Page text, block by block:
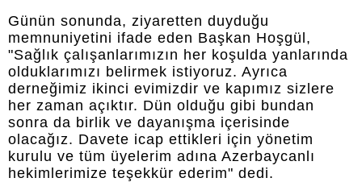
Günün sonunda, ziyaretten duyduğu
memnuniyetini ifade eden Başkan Hoşgül,
"Sağlık çalışanlarımızın her koşulda yanlarında
olduklarımızı belirmek istiyoruz. Ayrıca
derneğimiz ikinci evimizdir ve kapımız sizlere
her zaman açıktır. Dün olduğu gibi bundan
sonra da birlik ve dayanışma içerisinde
olacağız. Davete icap ettikleri için yönetim
kurulu ve tüm üyelerim adına Azerbaycanlı
hekimlerimize teşekkür ederim" dedi.